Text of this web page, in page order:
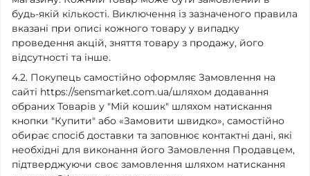
будь-якій кількості. Виключення із зазначеного правила
вказані при описі кожного товару у випадку
проведення акцій, зняття товару з продажу, його
відсутності та інше.
4.2. Покупець самостійно оформляє Замовлення на
сайті https://sensmarket.com.ua/шляхом додавання
обраних Товарів у "Мій кошик" шляхом натискання
кнопки "Купити" або «Замовити швидко», самостійно
обирає спосіб доставки та заповнює контактні дані, які
необхідні для виконання його Замовлення Продавцем,
підтверджуючи своє замовлення шляхом натискання